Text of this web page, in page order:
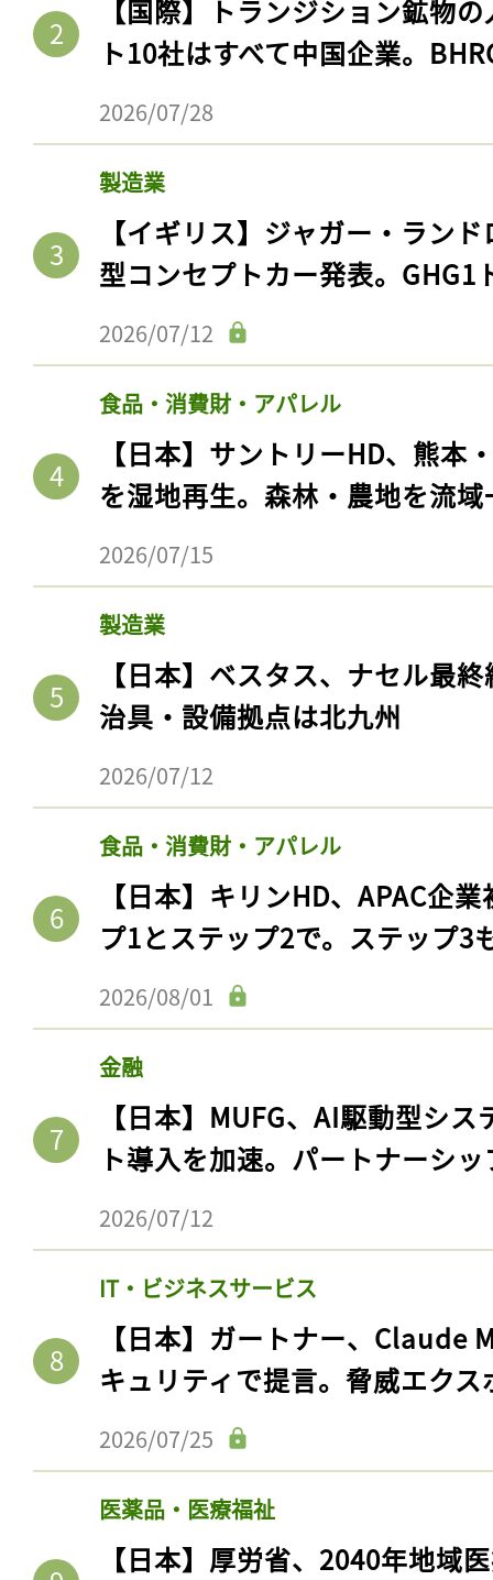
【国際】トランジション鉱物
ト10社はすべて中国企業。
2026/07/28
製造業
【イギリス】ジャガー・ラン
型コンセプトカー発表。GHG1
2026/07/12
食品・消費財・アパレル
【日本】サントリーHD、熊本
を湿地再生。森林・農地を流
2026/07/15
製造業
【日本】ベスタス、ナセル最
治具・設備拠点は北九州
2026/07/12
食品・消費財・アパレル
【日本】キリンHD、APAC企
プ1とステップ2で。ステップ3
2026/08/01
金融
【日本】MUFG、AI駆動型シ
ト導入を加速。パートナーシ
2026/07/12
IT・ビジネスサービス
【日本】ガートナー、Claude
キュリティで提言。脅威エク
2026/07/25
医薬品・医療福祉
【日本】厚労省、2040年地域
記事をお気に入りに
ログインが必